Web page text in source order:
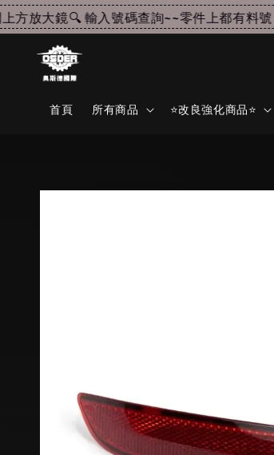
放大鏡🔍 輸入號碼查詢~~零件上都有料號
首頁 所有商品 ⭐改良強化商品⭐